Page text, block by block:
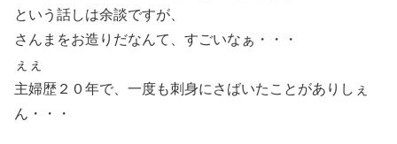
という話しは余談ですが、
さんまをお造りだなんて、すごいなぁ・・・
ぇぇ
主婦歴２０年で、一度も刺身にさばいたことがありしぇ
ん・・・